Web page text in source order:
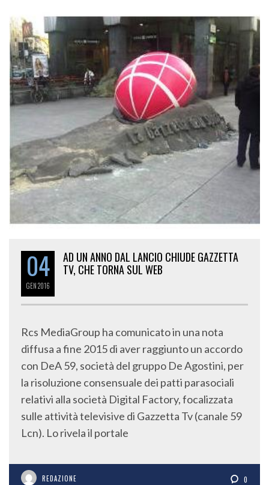
04
GEN2016
AD UN ANNO DAL LANCIO CHIUDE GAZZETTA
TV, CHE TORNA SUL WEB
Rcs MediaGroup ha comunicato in una nota
diffusa a fine 2015 di aver raggiunto un accordo
con DeA 59, società del gruppo De Agostini, per
la risoluzione consensuale dei patti parasociali
relativi alla società Digital Factory, focalizzata
sulle attività televisive di Gazzetta Tv (canale 59
Lcn). Lo rivela il portale
REDAZIONE 0